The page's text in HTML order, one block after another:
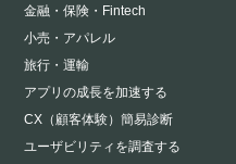
金融・保険・Fintech
小売・アパレル
旅行・運輸
アプリの成長を加速する
CX（顧客体験）簡易診断
ユーザビリティを調査する